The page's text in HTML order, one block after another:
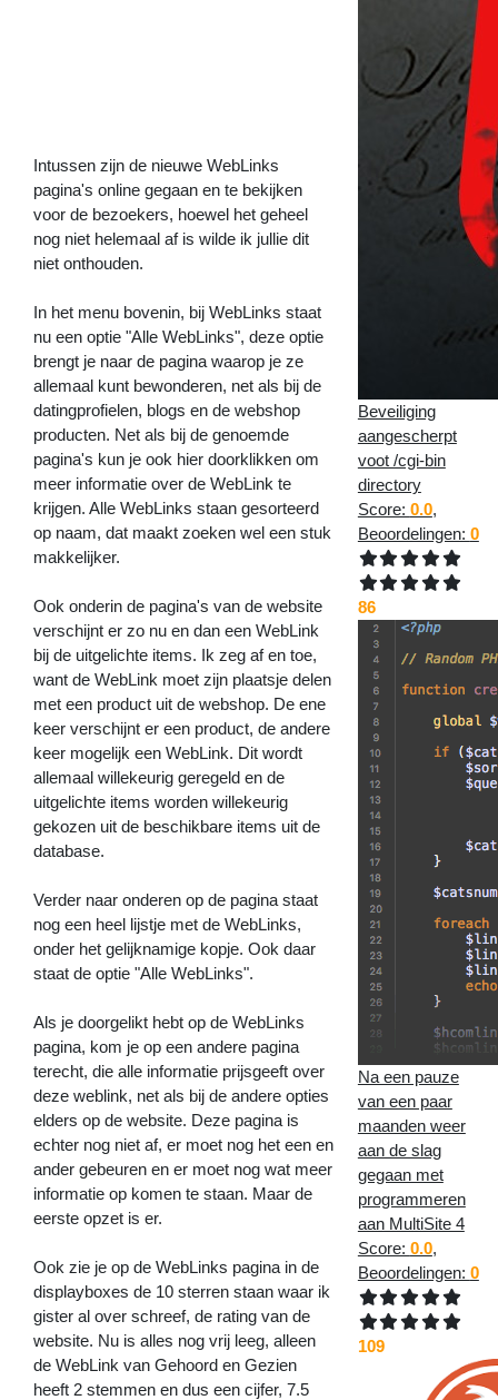
het
Intussen zijn de nieuwe WebLinks
pagina's online gegaan en te bekijken
voor de bezoekers, hoewel het geheel
nog niet helemaal af is wilde ik jullie dit
niet onthouden.
In het menu bovenin, bij WebLinks staat
nu een optie "Alle WebLinks", deze optie
brengt je naar de pagina waarop je ze
allemaal kunt bewonderen, net als bij de
datingprofielen, blogs en de webshop
producten. Net als bij de genoemde
pagina's kun je ook hier doorklikken om
meer informatie over de WebLink te
krijgen. Alle WebLinks staan gesorteerd
op naam, dat maakt zoeken wel een stuk
makkelijker.
Ook onderin de pagina's van de website
verschijnt er zo nu en dan een WebLink
bij de uitgelichte items. Ik zeg af en toe,
want de WebLink moet zijn plaatsje delen
met een product uit de webshop. De ene
keer verschijnt er een product, de andere
keer mogelijk een WebLink. Dit wordt
allemaal willekeurig geregeld en de
uitgelichte items worden willekeurig
gekozen uit de beschikbare items uit de
database.
Verder naar onderen op de pagina staat
nog een heel lijstje met de WebLinks,
onder het gelijknamige kopje. Ook daar
staat de optie "Alle WebLinks".
Als je doorgelikt hebt op de WebLinks
pagina, kom je op een andere pagina
terecht, die alle informatie prijsgeeft over
deze weblink, net als bij de andere opties
elders op de website. Deze pagina is
echter nog niet af, er moet nog het een en
ander gebeuren en er moet nog wat meer
informatie op komen te staan. Maar de
eerste opzet is er.
Ook zie je op de WebLinks pagina in de
displayboxes de 10 sterren staan waar ik
gister al over schreef, de rating van de
website. Nu is alles nog vrij leeg, alleen
de WebLink van Gehoord en Gezien
heeft 2 stemmen en dus een cijfer, 7.5
Beveiliging
aangescherpt
voot /cgi-bin
directory
Score: 0.0,
Beoordelingen: 0
86
Na een pauze
van een paar
maanden weer
aan de slag
gegaan met
programmeren
aan MultiSite 4
Score: 0.0,
Beoordelingen: 0
109